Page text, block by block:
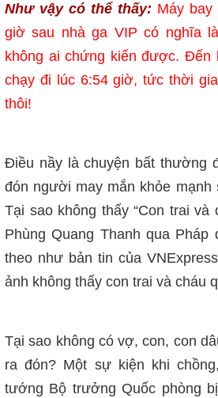
Như vậy có thể thấy: Máy
giờ sau nhà ga VIP có nghĩa
không ai chứng kiến được.
chạy đi lúc 6:54 giờ, tức thời
thôi!
Điều nầy là chuyện bất thường
đón người may mắn khỏe mạnh
Tại sao không thấy “Con trai và
Phùng Quang Thanh qua
theo như bản tin của
ảnh không thấy con trai và cháu
Tại sao không có vợ, con, con
ra đón? Một sự kiện khi
tướng Bộ trưởng Quốc phòng